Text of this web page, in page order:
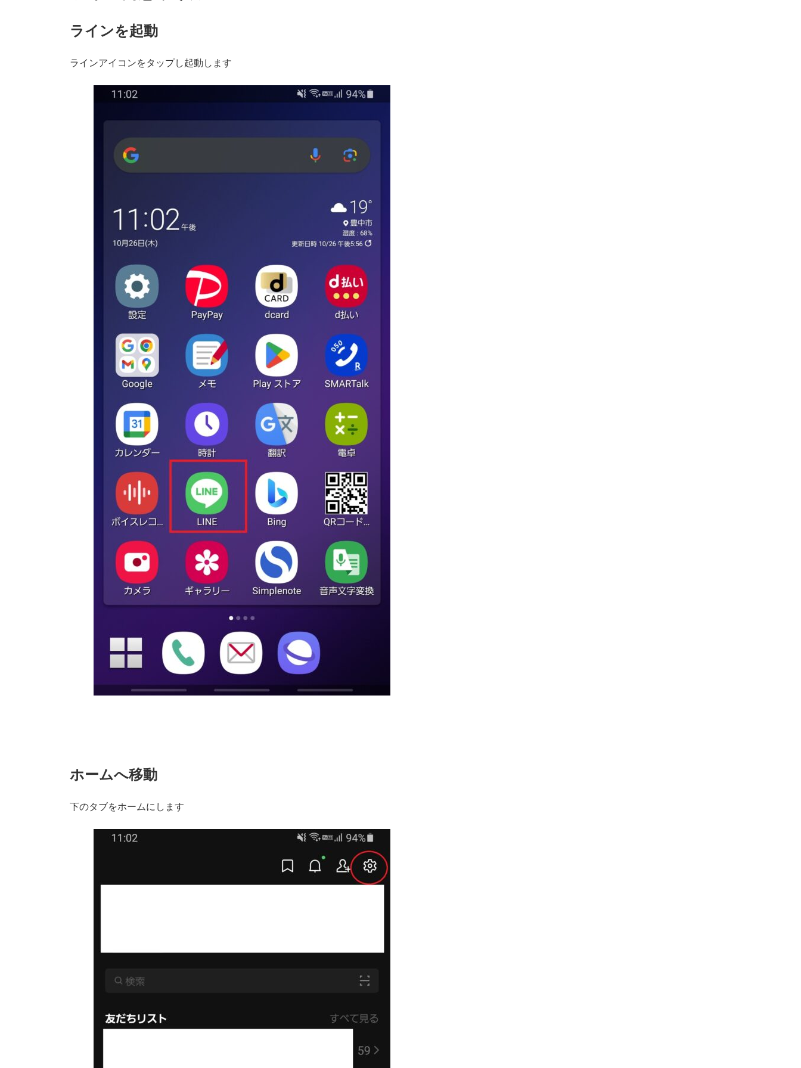
ラインを起動
ラインアイコンをタップし起動します
ホームへ移動
下のタブをホームにします